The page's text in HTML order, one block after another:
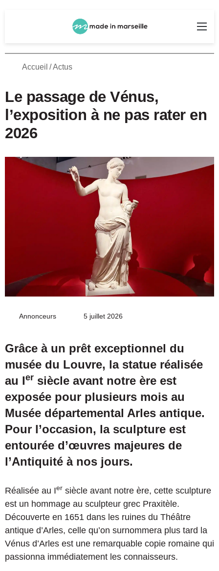
Accueil /Actus
Le passage de Vénus,
l’exposition à ne pas rater en
2026
Annonceurs
Envoyer5 juillet 2026
Grâce à un prêt exceptionnel du
musée du Louvre, la statue réalisée
au Ier siècle avant notre ère est
exposée pour plusieurs mois au
Musée départemental Arles antique.
Pour l’occasion, la sculpture est
entourée d’œuvres majeures de
l’Antiquité à nos jours.
Réalisée au Ier siècle avant notre ère, cette sculpture
est un hommage au sculpteur grec Praxitèle.
Découverte en 1651 dans les ruines du Théâtre
antique d’Arles, celle qu’on surnommera plus tard la
Vénus d’Arles est une remarquable copie romaine qui
passionna immédiatement les connaisseurs.